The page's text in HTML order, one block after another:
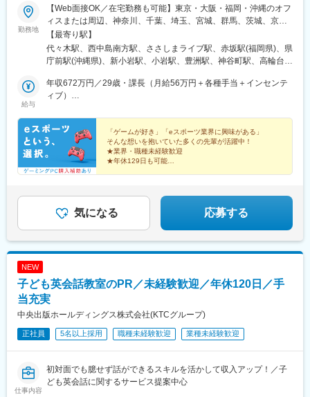
駅、泉岳寺駅、御成門駅、内幸町駅、赤坂見附駅、西日暮里駅(舎
人ライナー)、下落合駅、東新宿駅、虎ノ門駅、岩本町駅、京橋駅
(東京都)、京成関屋駅、御徒町駅、大森海岸駅、銀座一丁目駅、茅
場町駅、馬喰町駅、東池袋駅、曳舟駅、西横浜駅、横浜駅、日本
大通り駅、馬車道駅、市川真間駅、鬼越駅、京成千葉駅、川越市
駅、野田駅(阪神線)、四天王寺前夕陽ケ丘駅、大国町駅、森小路
駅、昭和町駅(大阪府)、針中野駅、花園町駅、細井川駅、梅田駅
(地下鉄)、天満橋駅、北浜駅(大阪府)、なんば駅(南海線)、四ツ橋
民広場駅、三宮・花時計前駅、板宿駅、新井口駅、香椎宮前駅、
城下駅(岡山県)、広電本社前駅、天満駅
勤務地
【Web面接OK／在宅勤務も可能】東京・大阪・福岡・沖縄のオフ
ィスまたは周辺、神奈川、千葉、埼玉、宮城、群馬、茨城、京
都、兵庫、奈良、滋賀、和歌山、愛知、三重、岐阜、静岡、香
川、愛媛、広島、岡山、福岡、佐賀、長崎、熊本、大分、宮崎、
鹿児島、沖縄の各勤務先★全国から応募可能！★関東・関西のみ
ト！お住まい問わず、ご応募いただけます◎＼＼積極採用中！／
／★勤務地は希望を考慮し決定します。★転勤なし！★U・Iター
＞東京都豊島区東池袋3-7-9 AS ONE東池袋ビル7階＜名古屋支
社＞愛知県名古屋市中村区池町4－60－12 グローバルゲート12F
＜大阪支社＞大阪府大阪市淀川区西中島4-3-8 新大阪阪神ビル7
階＜福岡支社＞福岡県福岡市中央区大名２丁目 9-17 ARISTO大
名 3F＜沖縄支社＞沖縄県那覇市久茂地2丁目3-9 8階西
【最寄り駅】
代々木駅、西中島南方駅、ささしまライブ駅、赤坂駅(福岡県)、県
庁前駅(沖縄県)、新小岩駅、小岩駅、豊洲駅、神谷町駅、高輪台
駅(舎人ライナー)、三鷹駅、恵比寿駅、広尾駅、渋谷駅、高田馬場
駅、四ツ谷駅、新宿三丁目駅、三軒茶屋駅、霞ケ関駅(東京都)、末
(東京都)、飯田橋駅、有楽町駅、綾瀬駅、北千住駅、上野御徒町
駅、蒲田駅、大森駅(東京都)、東銀座駅、日本橋駅(東京都)、三越
前駅、小伝馬町駅、八丁堀駅(東京都)、中野坂上駅、中野駅(東京
都)、町田駅、目黒駅、立会川駅、五反田駅、井の頭公園駅、都電
雑司ケ谷駅、赤羽駅、押上駅、錦糸町駅、中目黒駅、大崎駅、鶴
駅、屏風浦駅、金沢文庫駅、新羽駅、戸塚駅、上永谷駅、鶴ケ峰
駅、瀬谷駅、立場駅、青葉台駅、センター南駅、鹿島田駅、武蔵
小杉駅、武蔵溝ノ口駅、生田駅(神奈川県)、鷺沼駅、柿生駅、相模
橋駅、浦安駅(千葉県)、国府台駅、京成八幡駅、谷津駅、幸谷駅、
蘇我駅、新千葉駅、京成西船駅、柏駅、実籾駅、スポーツセンタ
ー駅、誉田駅、検見川浜駅、浦和駅、大宮駅(埼玉県)、熊谷駅、所
沢駅、川越駅、川口駅、都島駅、野田阪神駅、桜島駅、阿波座
駅、朝潮橋駅、津守駅、大阪上本町駅、芦原橋駅、福駅、だいど
横堤駅、住ノ江駅、喜連瓜破駅、大阪梅田駅(阪急線)、堺筋本町
駅、堺駅、深井駅、石津川駅、栂・美木多駅、新金岡駅、北野田
給与
年収672万円／29歳・課長（月給56万円＋各種手当＋インセンテ
ィブ）
ィブ）
「ゲームが好き」「eスポーツ業界に興味がある」
そんな想いを抱いていた多くの先輩が活躍中！
★業界・職種未経験歓迎
★年休129日も可能
気になる 応募する
NEW
子ども英会話教室のPR／未経験歓迎／年休120日／手
当充実
中央出版ホールディングス株式会社(KTCグループ)
正社員 5名以上採用 職種未経験歓迎 業種未経験歓迎
仕事内容
初対面でも臆せず話ができるスキルを活かして収入アップ！／子
ども英会話に関するサービス提案中心